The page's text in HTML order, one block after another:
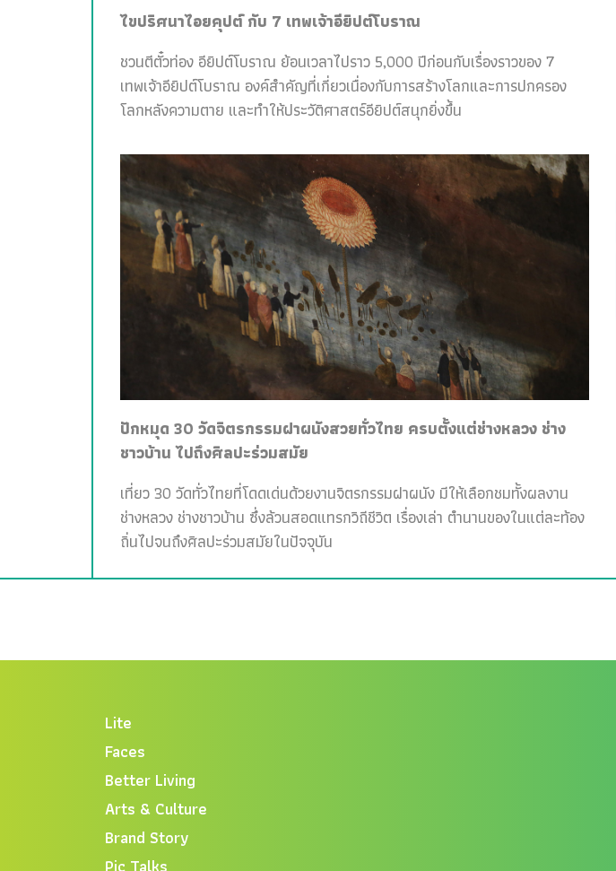
ไขปริศนาไอยคุปต์ กับ 7 เทพเจ้าอียิปต์โบราณ
ชวนตีตั๋วท่อง อียิปต์โบราณ ย้อนเวลาไปราว 5,000 ปีก่อนกับเรื่องราวของ 7
เทพเจ้าอียิปต์โบราณ องค์สำคัญที่เกี่ยวเนื่องกับการสร้างโลกและการปกครอง
โลกหลังความตาย และทำให้ประวัติศาสตร์อียิปต์สนุกยิ่งขึ้น
ปักหมุด 30 วัดจิตรกรรมฝาผนังสวยทั่วไทย ครบตั้งแต่ช่างหลวง ช่าง
ชาวบ้าน ไปถึงศิลปะร่วมสมัย
เที่ยว 30 วัดทั่วไทยที่โดดเด่นด้วยงานจิตรกรรมฝาผนัง มีให้เลือกชมทั้งผลงาน
ช่างหลวง ช่างชาวบ้าน ซึ่งล้วนสอดแทรกวิถีชีวิต เรื่องเล่า ตำนานของในแต่ละท้อง
ถิ่นไปจนถึงศิลปะร่วมสมัยในปัจจุบัน
Lite
Faces
Better Living
Arts & Culture
Brand Story